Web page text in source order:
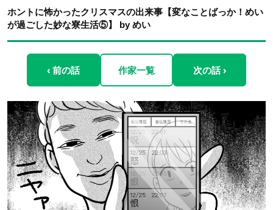
ホントに怖かったクリスマスの出来事【変なことばっか！めい
が過ごした妙な寮生活⑤】 by めい
‹ 前の話 作家一覧 次の話 ›